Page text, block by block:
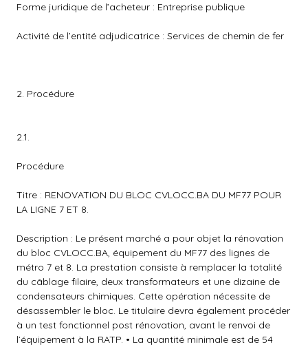
Forme juridique de l’acheteur : Entreprise publique
Activité de l’entité adjudicatrice : Services de chemin de fer
2. Procédure
2.1.
Procédure
Titre : RENOVATION DU BLOC CVLOCC.BA DU MF77 POUR
LA LIGNE 7 ET 8.
Description : Le présent marché a pour objet la rénovation
du bloc CVLOCC.BA, équipement du MF77 des lignes de
métro 7 et 8. La prestation consiste à remplacer la totalité
du câblage filaire, deux transformateurs et une dizaine de
condensateurs chimiques. Cette opération nécessite de
désassembler le bloc. Le titulaire devra également procéder
à un test fonctionnel post rénovation, avant le renvoi de
l’équipement à la RATP. • La quantité minimale est de 54